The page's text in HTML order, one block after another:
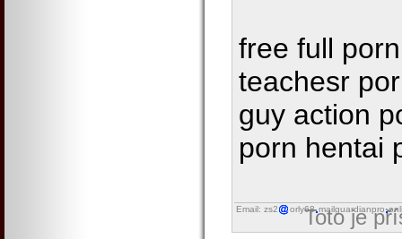
free full
teachesr
guy action
porn hentai
Email: zs2 orly68 mailguardianpro
Toto je